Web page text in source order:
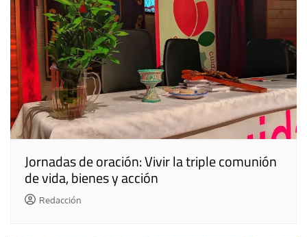
Jornadas de oración: Vivir la triple comunión
de vida, bienes y acción
Redacción